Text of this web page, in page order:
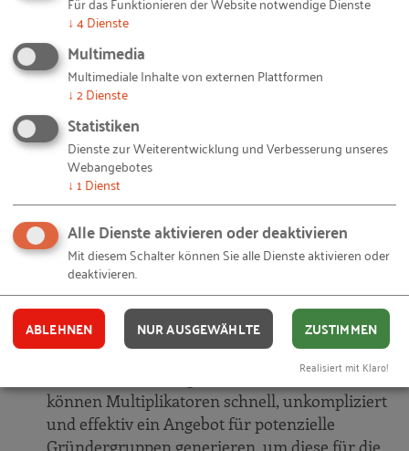
Migrantenökonomie) und Rolf Papenfuß
(Zentralverband des Deutschen Handwerks)
bespricht das Thema „Missing Entrepreneurs: Wie
Sie potenzielle Gründergruppen ermutigen und den
Unternehmergeist stärken“. Die Diskussionsrunde
wird sich dabei vor allem mit folgenden Fragen
befassen:
Gründungsverhalten von einzelnen
Gründungsgruppen wie Frauen,
Gründungsinteressierten mit
Migrationshintergrund oder jungen Menschen
beeinflussen?
Mit welchen Strategien oder Maßnahmen
können Multiplikatoren schnell, unkompliziert
und effektiv ein Angebot für potenzielle
Gründergruppen generieren, um diese für die
↓ 4Dienste
Multimedia
Multimediale Inhalte von externen Plattformen
↓ 2Dienste
Statistiken
Dienste zur Weiterentwicklung und Verbesserung unseres
Webangebotes
↓ 1 Dienst
Alle Dienste aktivieren oder deaktivieren
Mit diesem Schalter können Sie alle Dienste aktivieren oder
deaktivieren.
ABLEHNEN NUR AUSGEWÄHLTE ZUSTIMMEN
Realisiert mit Klaro!